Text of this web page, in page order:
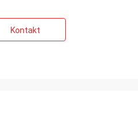
Kontakt